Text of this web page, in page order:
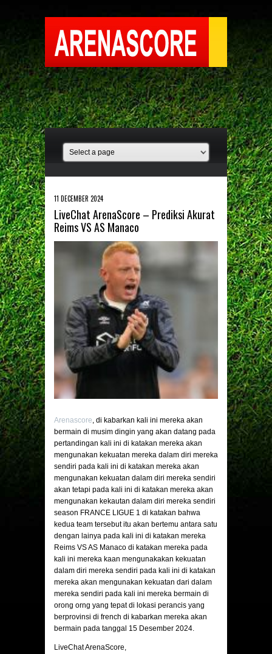
11 DECEMBER 2024
LiveChat ArenaScore – Prediksi Akurat
Reims VS AS Manaco
Arenascore, di kabarkan kali ini mereka akan
bermain di musim dingin yang akan datang pada
pertandingan kali ini di katakan mereka akan
mengunakan kekuatan mereka dalam diri mereka
sendiri pada kali ini di katakan mereka akan
mengunakan kekuatan dalam diri mereka sendiri
akan tetapi pada kali ini di katakan mereka akan
mengunakan kekautan dalam diri mereka sendiri
season FRANCE LIGUE 1 di katakan bahwa
kedua team tersebut itu akan bertemu antara satu
dengan lainya pada kali ini di katakan mereka
Reims VS AS Manaco di katakan mereka pada
kali ini mereka kaan mengunakakan kekuatan
dalam diri mereka sendiri pada kali ini di katakan
mereka akan mengunakan kekuatan dari dalam
mereka sendiri pada kali ini mereka bermain di
orong orng yang tepat di lokasi perancis yang
berprovinsi di french di kabarkan mereka akan
bermain pada tanggal 15 Desember 2024.
LiveChat ArenaScore,